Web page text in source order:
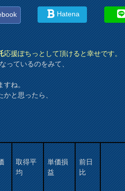
Hatena
応援ぽちっとして頂けると幸せです。
っているのをみて、
すね。
かと思ったら、
取得平
均
単価損
益
前日
比